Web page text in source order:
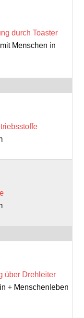
durch Toaster
Menschen in
über Drehleiter
+ Menschenleben